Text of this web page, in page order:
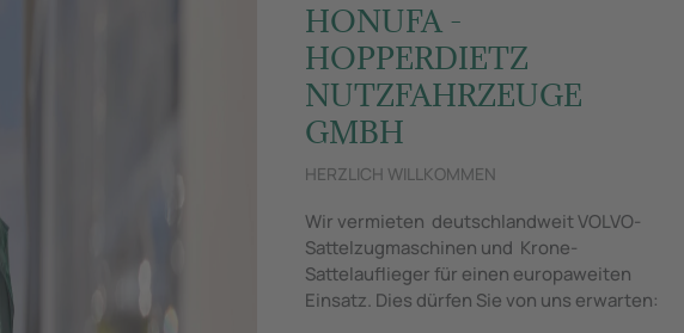
HONUFA -
HOPPERDIETZ
NUTZFAHRZEUGE
GMBH
HERZLICH WILLKOMMEN
Wir vermieten deutschlandweit VOLVO-
Sattelzugmaschinen und Krone-
Sattelauflieger für einen europaweiten
Einsatz. Dies dürfen Sie von uns erwarten: